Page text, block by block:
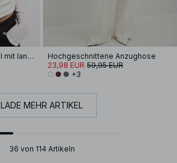
Rüschen-Jersey-Oberteil mit langen Ärmeln
Hochgeschnittene Anzughose
23,98 EUR 59,95 EUR
+3
LADE MEHR ARTIKEL
36 von 114 Artikeln